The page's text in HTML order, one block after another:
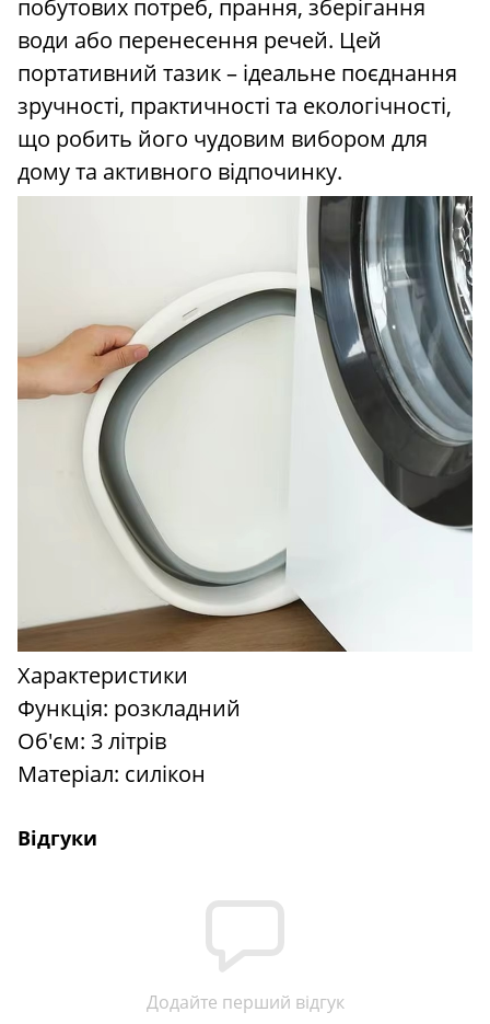
побутових потреб, прання, зберігання
води або перенесення речей. Цей
портативний тазик – ідеальне поєднання
зручності, практичності та екологічності,
що робить його чудовим вибором для
дому та активного відпочинку.
Характеристики
Функція: розкладний
Об'єм: 3 літрів
Матеріал: силікон
Відгуки
Додайте перший відгук